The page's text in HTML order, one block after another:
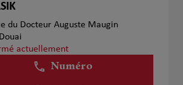
du Docteur Auguste Maugin
actuellement
Numéro